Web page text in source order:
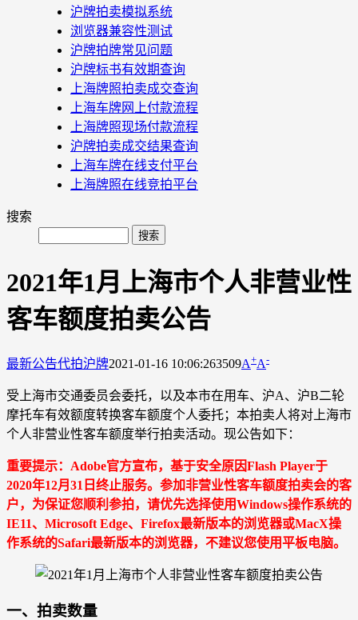
沪牌拍卖模拟系统
浏览器兼容性测试
沪牌拍牌常见问题
沪牌标书有效期查询
上海牌照拍卖成交查询
上海车牌网上付款流程
上海牌照现场付款流程
沪牌拍卖成交结果查询
上海车牌在线支付平台
上海牌照在线竞拍平台
搜索
2021年1月上海市个人非营业性
客车额度拍卖公告
最新公告代拍沪牌2021-01-16 10:06:263509A+A-
受上海市交通委员会委托，以及本市在用车、沪A、沪B二轮
摩托车有效额度转换客车额度个人委托；本拍卖人将对上海市
个人非营业性客车额度举行拍卖活动。现公告如下：
重要提示：Adobe官方宣布，基于安全原因Flash Player于
2020年12月31日终止服务。参加非营业性客车额度拍卖会的客
户，为保证您顺利参拍，请优先选择使用Windows操作系统的
IE11、Microsoft Edge、Firefox最新版本的浏览器或MacX操
作系统的Safari最新版本的浏览器，不建议您使用平板电脑。
一、拍卖数量